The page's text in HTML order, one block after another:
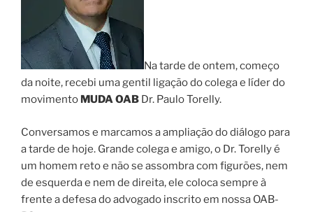
Na tarde de ontem, começo
da noite, recebi uma gentil ligação do colega e líder do
movimento MUDA OAB Dr. Paulo Torelly.
Conversamos e marcamos a ampliação do diálogo para
a tarde de hoje. Grande colega e amigo, o Dr. Torelly é
um homem reto e não se assombra com figurões, nem
de esquerda e nem de direita, ele coloca sempre à
frente a defesa do advogado inscrito em nossa OAB-